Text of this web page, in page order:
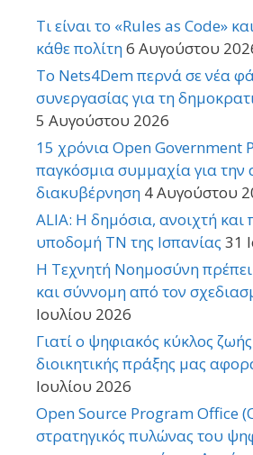
Τι είναι το «Rules as Code»
κάθε πολίτη6 Αυγούστου
Το Nets4Dem περνά σε νέα
συνεργασίας για τη
5 Αυγούστου 2026
15 χρόνια Open Government
παγκόσμια συμμαχία για την
διακυβέρνηση 4 Αυγούστου
ALIA: Η δημόσια, ανοιχτή
υποδομή ΤΝ της Ισπανίας 31
Η Τεχνητή Νοημοσύνη πρέπει
και σύννομη από τον
Ιουλίου 2026
Γιατί ο ψηφιακός κύκλος
διοικητικής πράξης μας
Ιουλίου 2026
Open Source Program Office
στρατηγικός πυλώνας του